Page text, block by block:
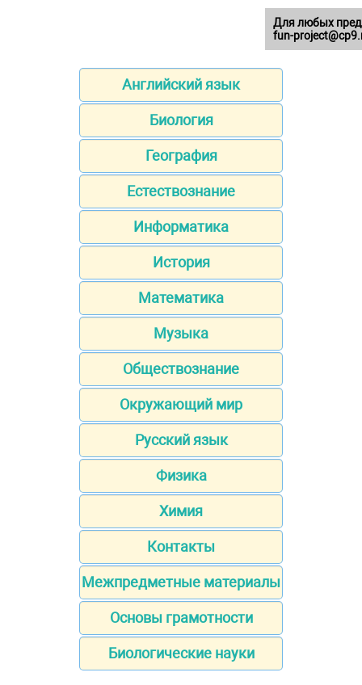
Английский язык
Биология
География
Естествознание
Информатика
История
Математика
Музыка
Обществознание
Окружающий мир
Русский язык
Физика
Химия
Контакты
Межпредметные материалы
Основы грамотности
Биологические науки
Для любых
fun-